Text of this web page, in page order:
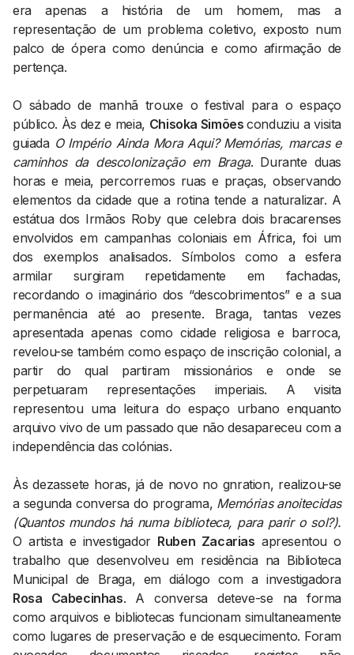
era apenas a história de um homem, mas a
representação de um problema coletivo, exposto num
palco de ópera como denúncia e como afirmação de
pertença.
O sábado de manhã trouxe o festival para o espaço
público. Às dez e meia, Chisoka Simõesconduziu a visita
guiada O Império Ainda Mora Aqui? Memórias, marcas e
caminhos da descolonização em Braga. Durante duas
horas e meia, percorremos ruas e praças, observando
elementos da cidade que a rotina tende a naturalizar. A
estátua dos Irmãos Roby que celebra dois bracarenses
envolvidos em campanhas coloniais em África, foi um
dos exemplos analisados. Símbolos como a esfera
armilar surgiram repetidamente em fachadas,
recordando o imaginário dos “descobrimentos” e a sua
permanência até ao presente. Braga, tantas vezes
apresentada apenas como cidade religiosa e barroca,
revelou-se também como espaço de inscrição colonial, a
partir do qual partiram missionários e onde se
perpetuaram representações imperiais. A visita
representou uma leitura do espaço urbano enquanto
arquivo vivo de um passado que não desapareceu com a
independência das colónias.
Às dezassete horas, já de novo no gnration, realizou-se
a segunda conversa do programa, Memórias anoitecidas
(Quantos mundos há numa biblioteca, para parir o sol?).
O artista e investigador Ruben Zacarias apresentou o
trabalho que desenvolveu em residência na Biblioteca
Municipal de Braga, em diálogo com a investigadora
Rosa Cabecinhas. A conversa deteve-se na forma
como arquivos e bibliotecas funcionam simultaneamente
como lugares de preservação e de esquecimento. Foram